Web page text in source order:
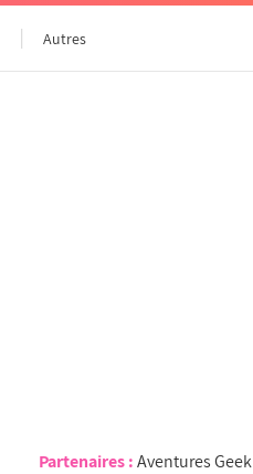
Autres
Partenaires :Aventures Geek